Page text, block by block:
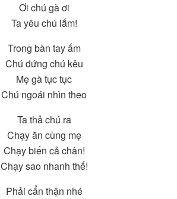
Ơi chú gà ơi
Ta yêu chú lắm!
Trong bàn tay ấm
Chú đứng chú kêu
Mẹ gà tục tục
Chú ngoái nhìn theo
Ta thả chú ra
Chạy ăn cùng mẹ
Chạy biến cả chân!
Chạy sao nhanh thế!
Phải cẩn thận nhé